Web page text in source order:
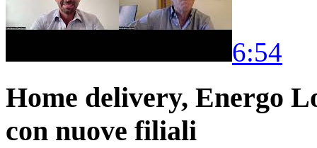
6:54
Home delivery, Energo
con nuove filiali